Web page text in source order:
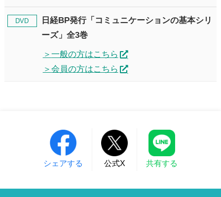
DVD
日経BP発行「コミュニケーションの基本シリ
ーズ」全3巻
一般の方はこちら
会員の方はこちら
シェアする 公式X 共有する